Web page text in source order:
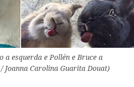
a esquerda e Pollén e Bruce a
Joanna Carolina Guarita Douat)